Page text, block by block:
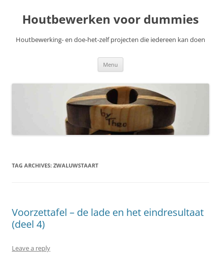
content
Houtbewerken voor dummies
Houtbewerking- en doe-het-zelf projecten die iedereen kan doen
Menu
TAG ARCHIVES: ZWALUWSTAART
Voorzettafel – de lade en het eindresultaat
(deel 4)
Leave a reply